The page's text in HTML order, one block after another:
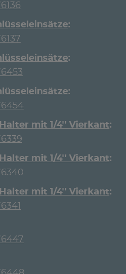
mit 1/4'' Vierkant
mit 1/4'' Vierkant
mit 1/4'' Vierkant